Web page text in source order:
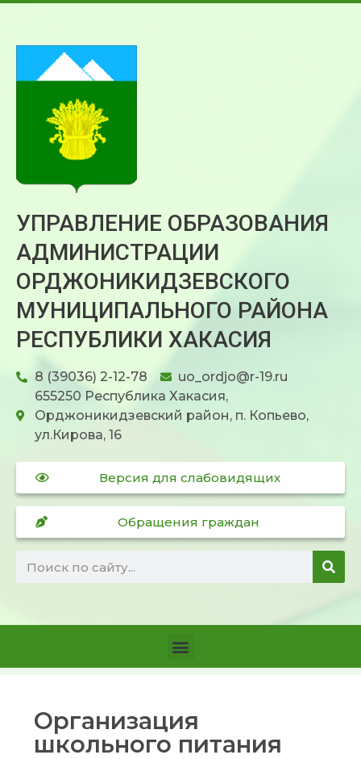
УПРАВЛЕНИЕ ОБРАЗОВАНИЯ
АДМИНИСТРАЦИИ
ОРДЖОНИКИДЗЕВСКОГО
МУНИЦИПАЛЬНОГО РАЙОНА
РЕСПУБЛИКИ ХАКАСИЯ
8 (39036) 2-12-78
uo_ordjo@r-19.ru
655250 Республика Хакасия,
Орджоникидзевский район, п. Копьево,
ул.Кирова, 16
Версия для слабовидящих
Обращения граждан
Организация
школьного питания